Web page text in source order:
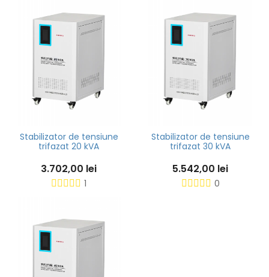
Stabilizator de tensiune
trifazat 20 kVA
3.702,00 lei
1
Stabilizator de tensiune
trifazat 30 kVA
5.542,00 lei
0